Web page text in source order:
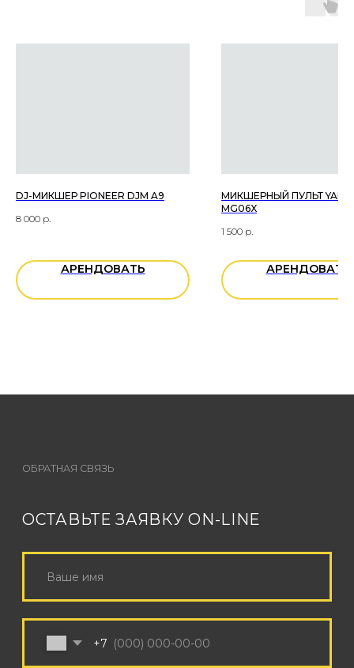
DJ-МИКШЕР PIONEER DJM A9
8 000 р.
АРЕНДОВАТЬ
МИКШЕРНЫЙ ПУЛЬТ
MG06X
1 500 р.
АРЕНДОВАТЬ
+7 (926) 162-79-34
Режим работы с 9:00 до 21:00 по МСК
+7
персональных данных